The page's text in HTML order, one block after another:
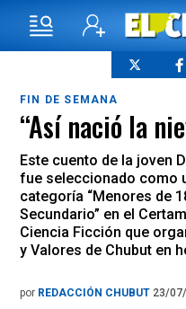
FIN DE SEMANA
“Así nació la
Este cuento de la joven
fue seleccionado como
categoría “Menores de
Secundario” en el
Ciencia Ficción que
y Valores de Chubut en
por REDACCIÓN CHUBUT 23/